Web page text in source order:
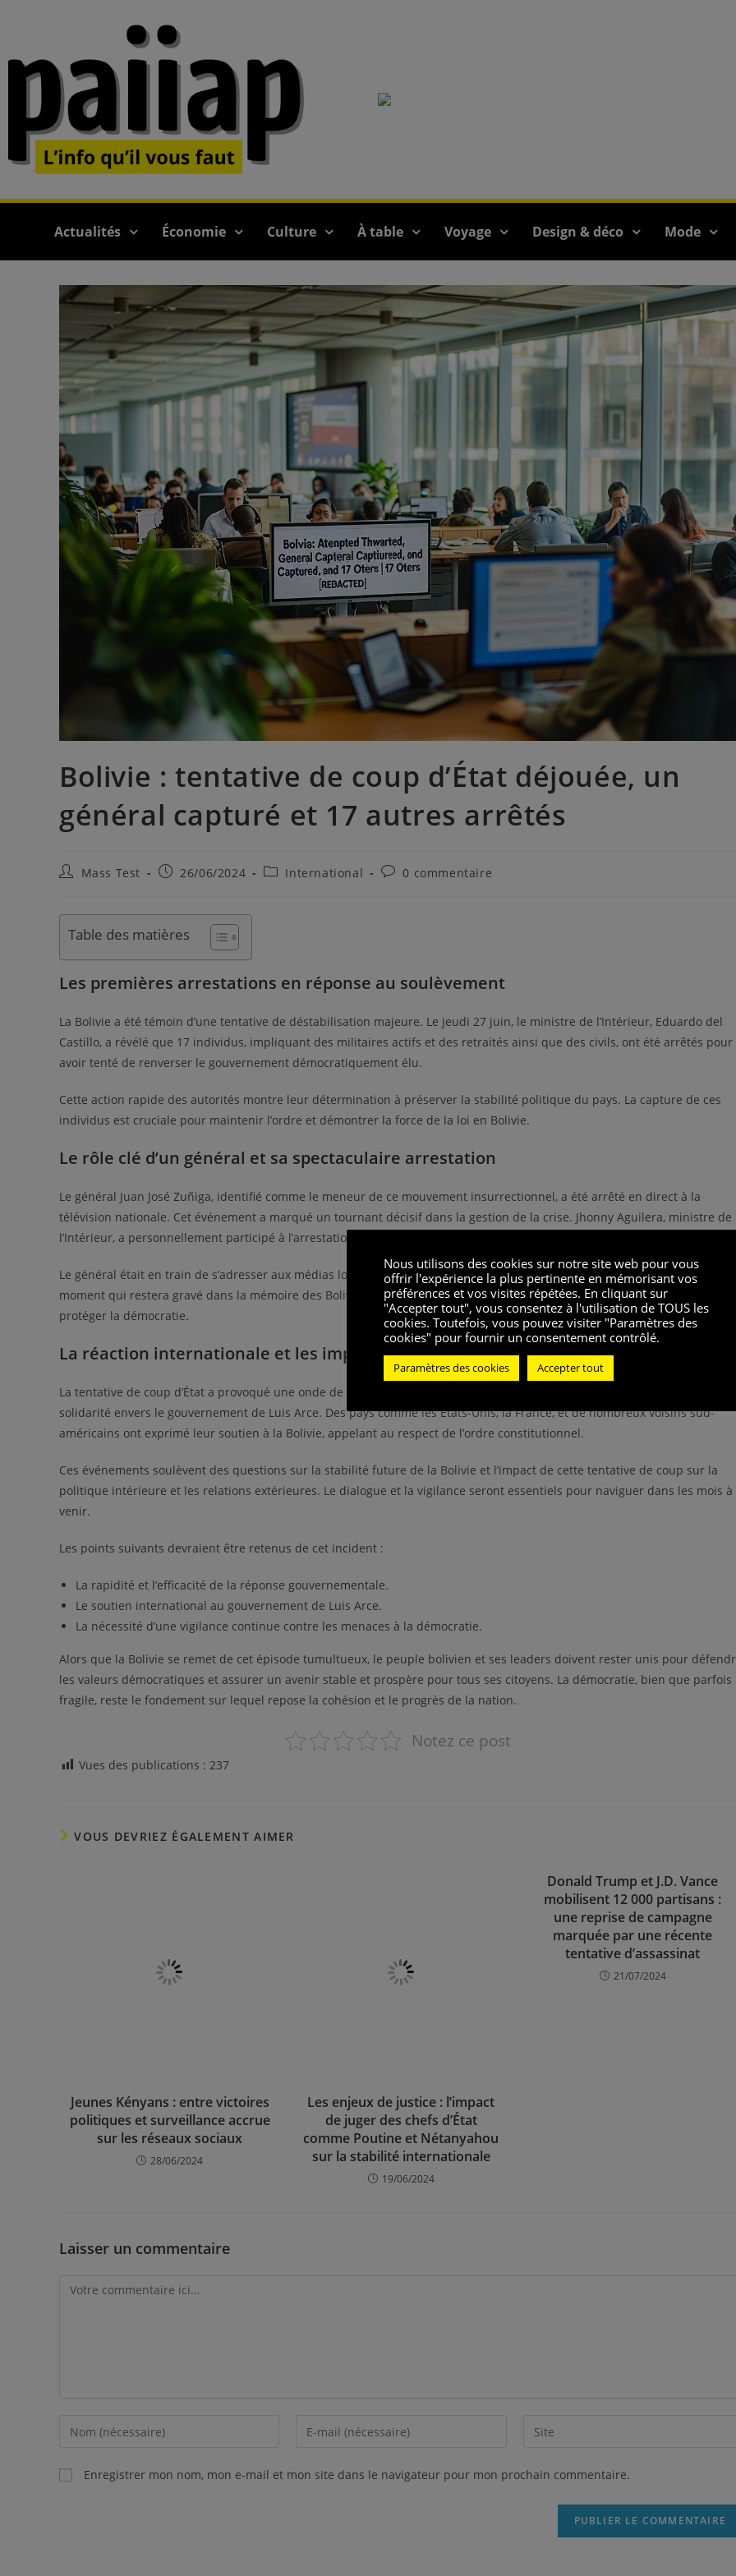
Actualités Économie Culture À table Voyage Design & déco Mode
Bolivie : tentative de coup d’État déjouée, un
général capturé et 17 autres arrêtés
Mass Test 26/06/2024 International 0 commentaire
Table des matières
Les premières arrestations en réponse au soulèvement
La Bolivie a été témoin d’une tentative de déstabilisation majeure. Le jeudi 27 juin, le ministre de l’Intérieur, Eduardo del
Castillo, a révélé que 17 individus, impliquant des militaires actifs et des retraités ainsi que des civils, ont été arrêtés pour
avoir tenté de renverser le gouvernement démocratiquement élu.
Cette action rapide des autorités montre leur détermination à préserver la stabilité politique du pays. La capture de ces
individus est cruciale pour maintenir l’ordre et démontrer la force de la loi en Bolivie.
Le rôle clé d’un général et sa spectaculaire arrestation
Le général Juan José Zuñiga, identifié comme le meneur de ce mouvement insurrectionnel, a été arrêté en direct à la
télévision nationale. Cet événement a marqué un tournant décisif dans la gestion de la crise. Jhonny Aguilera, ministre de
l’Intérieur, a personnellement participé à l’arrestation, soulignant la gravité de la situation.
Le général était en train de s’adresser aux médias lorsqu’il a été interrompu et emmené par les forces de l’ordre, un
moment qui restera gravé dans la mémoire des Boliviens comme un exemple de l’engagement de leur gouvernement à
protéger la démocratie.
La réaction internationale et les implications futures
La tentative de coup d’État a provoqué une onde de choc à travers l’Amérique du Sud et au-delà, attirant des réactions de
solidarité envers le gouvernement de Luis Arce. Des pays comme les États-Unis, la France, et de nombreux voisins sud-
américains ont exprimé leur soutien à la Bolivie, appelant au respect de l’ordre constitutionnel.
Ces événements soulèvent des questions sur la stabilité future de la Bolivie et l’impact de cette tentative de coup sur la
politique intérieure et les relations extérieures. Le dialogue et la vigilance seront essentiels pour naviguer dans les mois à
venir.
Les points suivants devraient être retenus de cet incident :
La rapidité et l’efficacité de la réponse gouvernementale.
Le soutien international au gouvernement de Luis Arce.
La nécessité d’une vigilance continue contre les menaces à la démocratie.
Alors que la Bolivie se remet de cet épisode tumultueux, le peuple bolivien et ses leaders doivent rester unis pour
les valeurs démocratiques et assurer un avenir stable et prospère pour tous ses citoyens. La démocratie, bien que parfois
fragile, reste le fondement sur lequel repose la cohésion et le progrès de la nation.
Notez ce post
Vues des publications : 237
VOUS DEVRIEZ ÉGALEMENT AIMER
19/06/2024
Donald Trump et J.D. Vance
mobilisent 12 000 partisans :
une reprise de campagne
marquée par une récente
tentative d’assassinat
21/07/2024
Mentions
Nous utilisons des cookies sur notre site web pour vous
offrir l'expérience la plus pertinente en mémorisant vos
préférences et vos visites répétées. En cliquant sur
"Accepter tout", vous consentez à l'utilisation de TOUS les
cookies. Toutefois, vous pouvez visiter "Paramètres des
cookies" pour fournir un consentement contrôlé.
Paramètres des cookies Accepter tout